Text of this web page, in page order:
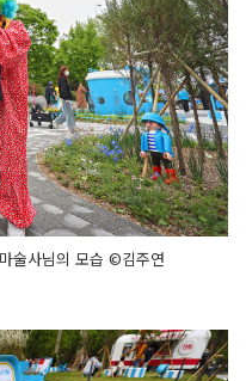
술사님의 모습 ©김주연